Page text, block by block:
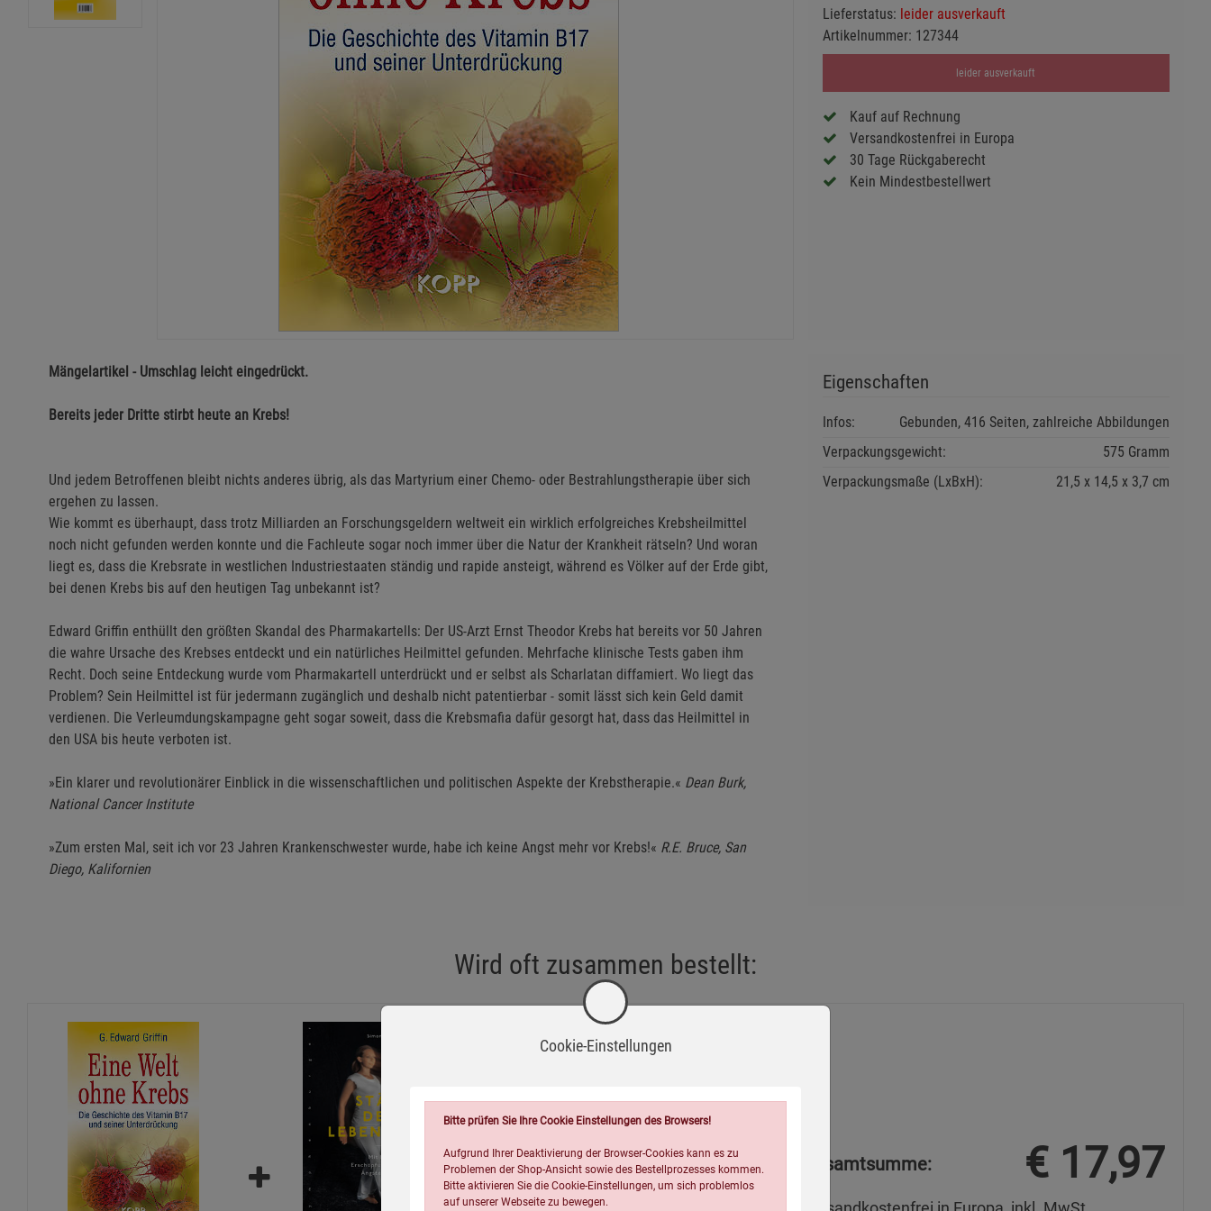
Lieferstatus: leider ausverkauft
Artikelnummer: 127344
leider ausverkauft
Kauf auf Rechnung
Versandkostenfrei in Europa
30 Tage Rückgaberecht
Kein Mindestbestellwert
Mängelartikel - Umschlag leicht eingedrückt.
Bereits jeder Dritte stirbt heute an Krebs!
Und jedem Betroffenen bleibt nichts anderes übrig, als das Martyrium einer Chemo- oder Bestrahlungstherapie über sich
ergehen zu lassen.
Wie kommt es überhaupt, dass trotz Milliarden an Forschungsgeldern weltweit ein wirklich erfolgreiches Krebsheilmittel
noch nicht gefunden werden konnte und die Fachleute sogar noch immer über die Natur der Krankheit rätseln? Und woran
liegt es, dass die Krebsrate in westlichen Industriestaaten ständig und rapide ansteigt, während es Völker auf der Erde gibt,
bei denen Krebs bis auf den heutigen Tag unbekannt ist?
Edward Griffin enthüllt den größten Skandal des Pharmakartells: Der US-Arzt Ernst Theodor Krebs hat bereits vor 50 Jahren
die wahre Ursache des Krebses entdeckt und ein natürliches Heilmittel gefunden. Mehrfache klinische Tests gaben ihm
Recht. Doch seine Entdeckung wurde vom Pharmakartell unterdrückt und er selbst als Scharlatan diffamiert. Wo liegt das
Problem? Sein Heilmittel ist für jedermann zugänglich und deshalb nicht patentierbar - somit lässt sich kein Geld damit
verdienen. Die Verleumdungskampagne geht sogar soweit, dass die Krebsmafia dafür gesorgt hat, dass das Heilmittel in
den USA bis heute verboten ist.
»Ein klarer und revolutionärer Einblick in die wissenschaftlichen und politischen Aspekte der Krebstherapie.« Dean Burk,
National Cancer Institute
»Zum ersten Mal, seit ich vor 23 Jahren Krankenschwester wurde, habe ich keine Angst mehr vor Krebs!« R.E. Bruce, San
Diego, Kalifornien
Eigenschaften
Infos:
Gebunden, 416 Seiten, zahlreiche Abbildungen
Verpackungsgewicht:
575 Gramm
Verpackungsmaße (LxBxH):
21,5 14,5 3,7 cm
Wird oft zusammen bestellt:
= Gesamtsumme: € 17,97
Cookie-Einstellungen
Bitte prüfen Sie Ihre Cookie Einstellungen des Browsers!
Aufgrund Ihrer Deaktivierung der Browser-Cookies kann es zu
Problemen der Shop-Ansicht sowie des Bestellprozesses kommen.
Bitte aktivieren Sie die Cookie-Einstellungen, um sich problemlos
auf unserer Webseite zu bewegen.